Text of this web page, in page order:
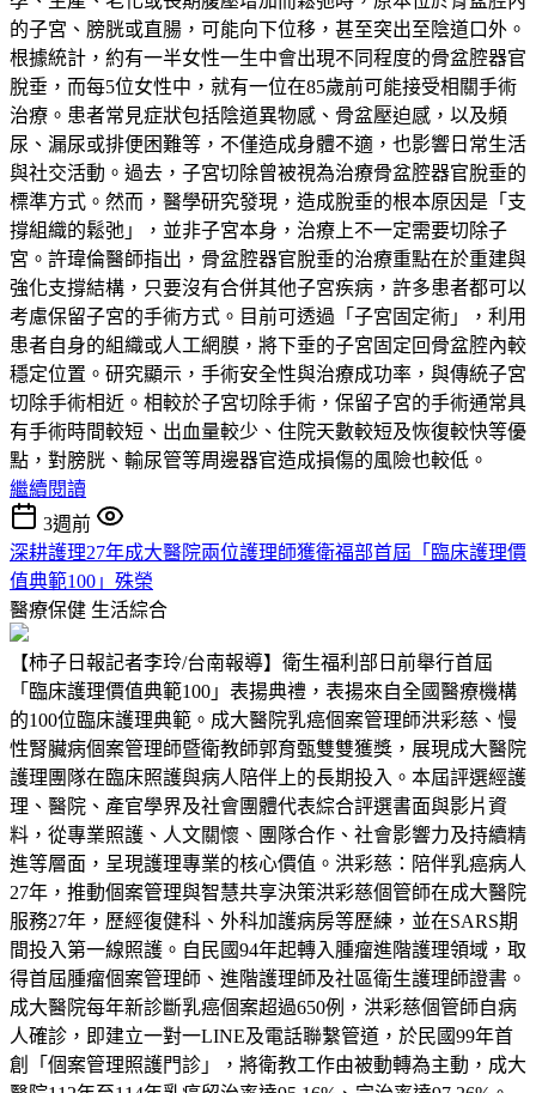
的子宮、膀胱或直腸，可能向下位移，甚至突出至陰道口外。
根據統計，約有一半女性一生中會出現不同程度的骨盆腔器官
脫垂，而每5位女性中，就有一位在85歲前可能接受相關手術
治療。患者常見症狀包括陰道異物感、骨盆壓迫感，以及頻
尿、漏尿或排便困難等，不僅造成身體不適，也影響日常生活
與社交活動。過去，子宮切除曾被視為治療骨盆腔器官脫垂的
標準方式。然而，醫學研究發現，造成脫垂的根本原因是「支
撐組織的鬆弛」，並非子宮本身，治療上不一定需要切除子
宮。許瑋倫醫師指出，骨盆腔器官脫垂的治療重點在於重建與
強化支撐結構，只要沒有合併其他子宮疾病，許多患者都可以
考慮保留子宮的手術方式。目前可透過「子宮固定術」，利用
患者自身的組織或人工網膜，將下垂的子宮固定回骨盆腔內較
穩定位置。研究顯示，手術安全性與治療成功率，與傳統子宮
切除手術相近。相較於子宮切除手術，保留子宮的手術通常具
有手術時間較短、出血量較少、住院天數較短及恢復較快等優
點，對膀胱、輸尿管等周邊器官造成損傷的風險也較低。
繼續閱讀
3週前
深耕護理27年成大醫院兩位護理師獲衛福部首屆「臨床護理價
值典範100」殊榮
醫療保健 生活綜合
【柿子日報記者李玲/台南報導】衛生福利部日前舉行首屆
「臨床護理價值典範100」表揚典禮，表揚來自全國醫療機構
的100位臨床護理典範。成大醫院乳癌個案管理師洪彩慈、慢
性腎臟病個案管理師暨衛教師郭育甄雙雙獲獎，展現成大醫院
護理團隊在臨床照護與病人陪伴上的長期投入。本屆評選經護
理、醫院、產官學界及社會團體代表綜合評選書面與影片資
料，從專業照護、人文關懷、團隊合作、社會影響力及持續精
進等層面，呈現護理專業的核心價值。洪彩慈：陪伴乳癌病人
27年，推動個案管理與智慧共享決策洪彩慈個管師在成大醫院
服務27年，歷經復健科、外科加護病房等歷練，並在SARS期
間投入第一線照護。自民國94年起轉入腫瘤進階護理領域，取
得首屆腫瘤個案管理師、進階護理師及社區衛生護理師證書。
成大醫院每年新診斷乳癌個案超過650例，洪彩慈個管師自病
人確診，即建立一對一LINE及電話聯繫管道，於民國99年首
創「個案管理照護門診」，將衛教工作由被動轉為主動，成大